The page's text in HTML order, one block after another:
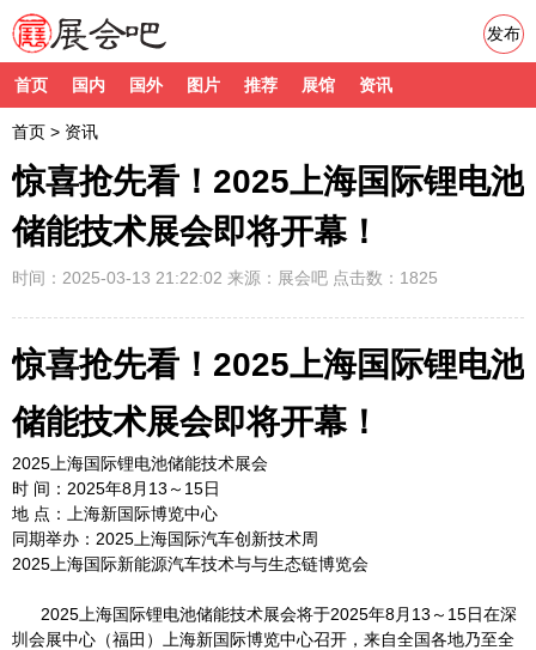
首页 国内 国外 图片 推荐 展馆 资讯
发布
首页 > 资讯
惊喜抢先看！2025上海国际锂电池
储能技术展会即将开幕！
时间：2025-03-13 21:22:02 来源： 展会吧 点击数：1825
惊喜抢先看！2025上海国际锂电池
储能技术展会即将开幕！
2025上海国际锂电池储能技术展会
时 间：2025年8月13～15日
地 点：上海新国际博览中心
同期举办：2025上海国际汽车创新技术周
2025上海国际新能源汽车技术与与生态链博览会
2025上海国际锂电池储能技术展会将于2025年8月13～15日在深
圳会展中心（福田）上海新国际博览中心召开，来自全国各地乃至全